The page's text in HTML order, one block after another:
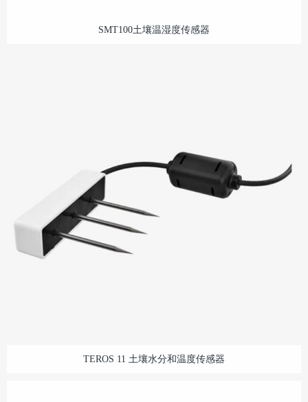
SMT100土壤温湿度传感器
TEROS 11 土壤水分和温度传感器